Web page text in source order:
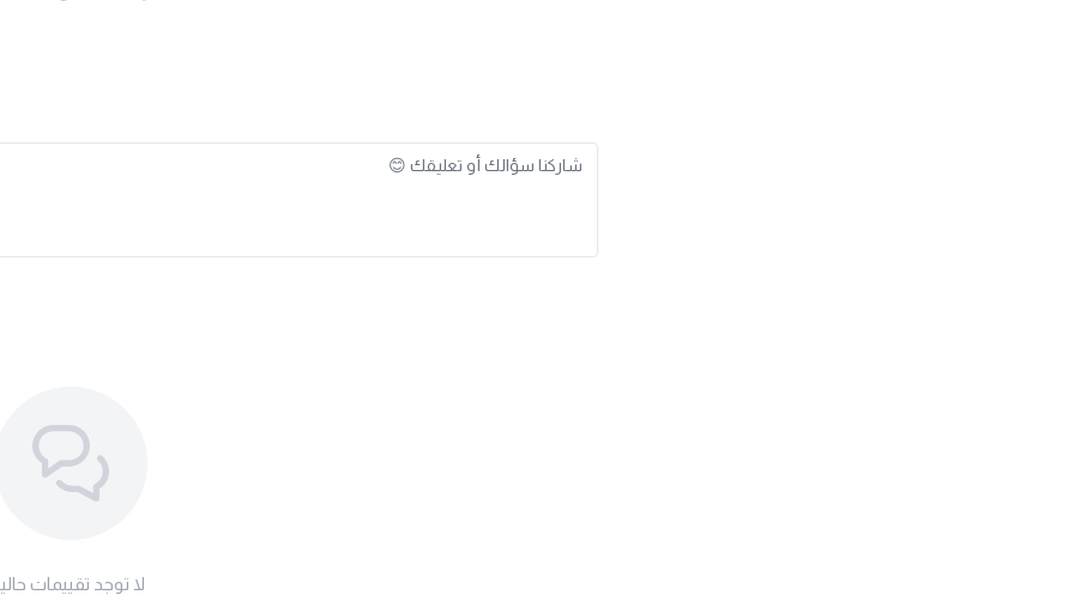
لا توجد تقييمات